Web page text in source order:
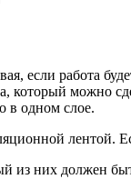
если работа
можно
в одном слое.
лентой.
из них должен